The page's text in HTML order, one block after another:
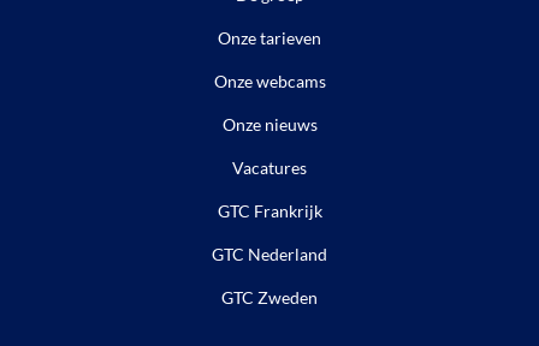
Onze tarieven
Onze webcams
Onze nieuws
Vacatures
GTC Frankrijk
GTC Nederland
GTC Zweden